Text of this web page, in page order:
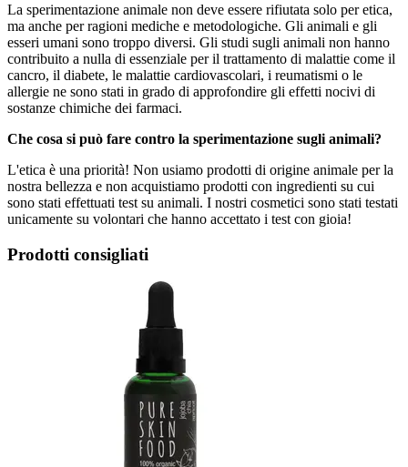
La sperimentazione animale non deve essere rifiutata solo per etica,
ma anche per ragioni mediche e metodologiche. Gli animali e gli
esseri umani sono troppo diversi. Gli studi sugli animali non hanno
contribuito a nulla di essenziale per il trattamento di malattie come il
cancro, il diabete, le malattie cardiovascolari, i reumatismi o le
allergie ne sono stati in grado di approfondire gli effetti nocivi di
sostanze chimiche dei farmaci.
Che cosa si può fare contro la sperimentazione sugli animali?
L'etica è una priorità! Non usiamo prodotti di origine animale per la
nostra bellezza e non acquistiamo prodotti con ingredienti su cui
sono stati effettuati test su animali. I nostri cosmetici sono stati testati
unicamente su volontari che hanno accettato i test con gioia!
Prodotti consigliati